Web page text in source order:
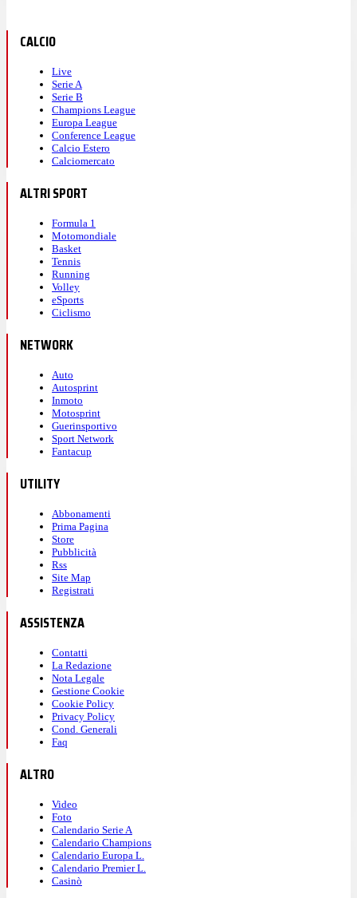
CALCIO
Live
Serie A
Serie B
Champions League
Europa League
Conference League
Calcio Estero
Calciomercato
ALTRI SPORT
Formula 1
Motomondiale
Basket
Tennis
Running
Volley
eSports
Ciclismo
NETWORK
Auto
Autosprint
Inmoto
Motosprint
Guerinsportivo
Sport Network
Fantacup
UTILITY
Abbonamenti
Prima Pagina
Store
Pubblicità
Rss
Site Map
Registrati
ASSISTENZA
Contatti
La Redazione
Nota Legale
Gestione Cookie
Cookie Policy
Privacy Policy
Cond. Generali
Faq
ALTRO
Video
Foto
Calendario Serie A
Calendario Champions
Calendario Europa L.
Calendario Premier L.
Casinò